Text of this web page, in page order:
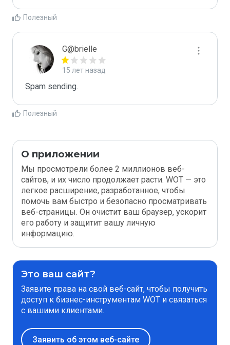
Полезный
G@brielle
15 лет назад
Spam sending.
Полезный
О приложении
Мы просмотрели более 2 миллионов веб-
сайтов, и их число продолжает расти. WOT — это
легкое расширение, разработанное, чтобы
помочь вам быстро и безопасно просматривать
веб-страницы. Он очистит ваш браузер, ускорит
его работу и защитит вашу личную
информацию.
Это ваш сайт?
Заявите права на свой веб-сайт, чтобы получить
доступ к бизнес-инструментам WOT и связаться
с вашими клиентами.
Заявить об этом веб-сайте